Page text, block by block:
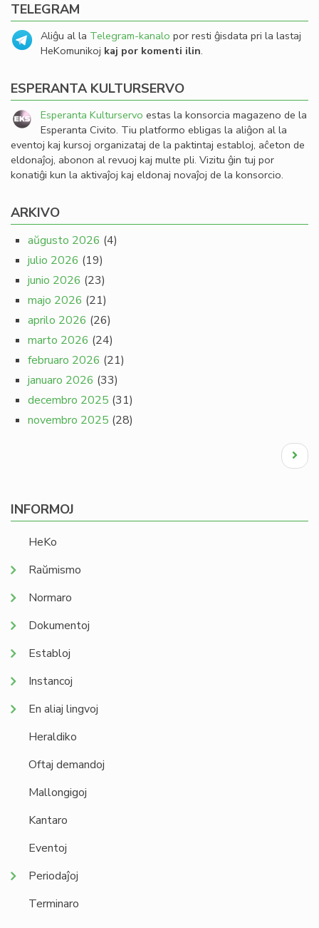
TELEGRAM
Aliĝu al la Telegram-kanalo por resti ĝisdata pri la lastaj
HeKomunikoj kaj por komenti ilin.
ESPERANTA KULTURSERVO
Esperanta Kulturservo estas la konsorcia magazeno de la
Esperanta Civito. Tiu platformo ebligas la aliĝon al la
eventoj kaj kursoj organizataj de la paktintaj establoj, aĉeton de
eldonaĵoj, abonon al revuoj kaj multe pli. Vizitu ĝin tuj por
konatiĝi kun la aktivaĵoj kaj eldonaj novaĵoj de la konsorcio.
ARKIVO
aŭgusto 2026 (4)
julio 2026 (19)
junio 2026 (23)
majo 2026 (21)
aprilo 2026 (26)
marto 2026 (24)
februaro 2026 (21)
januaro 2026 (33)
decembro 2025 (31)
novembro 2025 (28)
Next
page
INFORMOJ
HeKo
Raŭmismo
Normaro
Dokumentoj
Establoj
Instancoj
En aliaj lingvoj
Heraldiko
Oftaj demandoj
Mallongigoj
Kantaro
Eventoj
Periodaĵoj
Terminaro